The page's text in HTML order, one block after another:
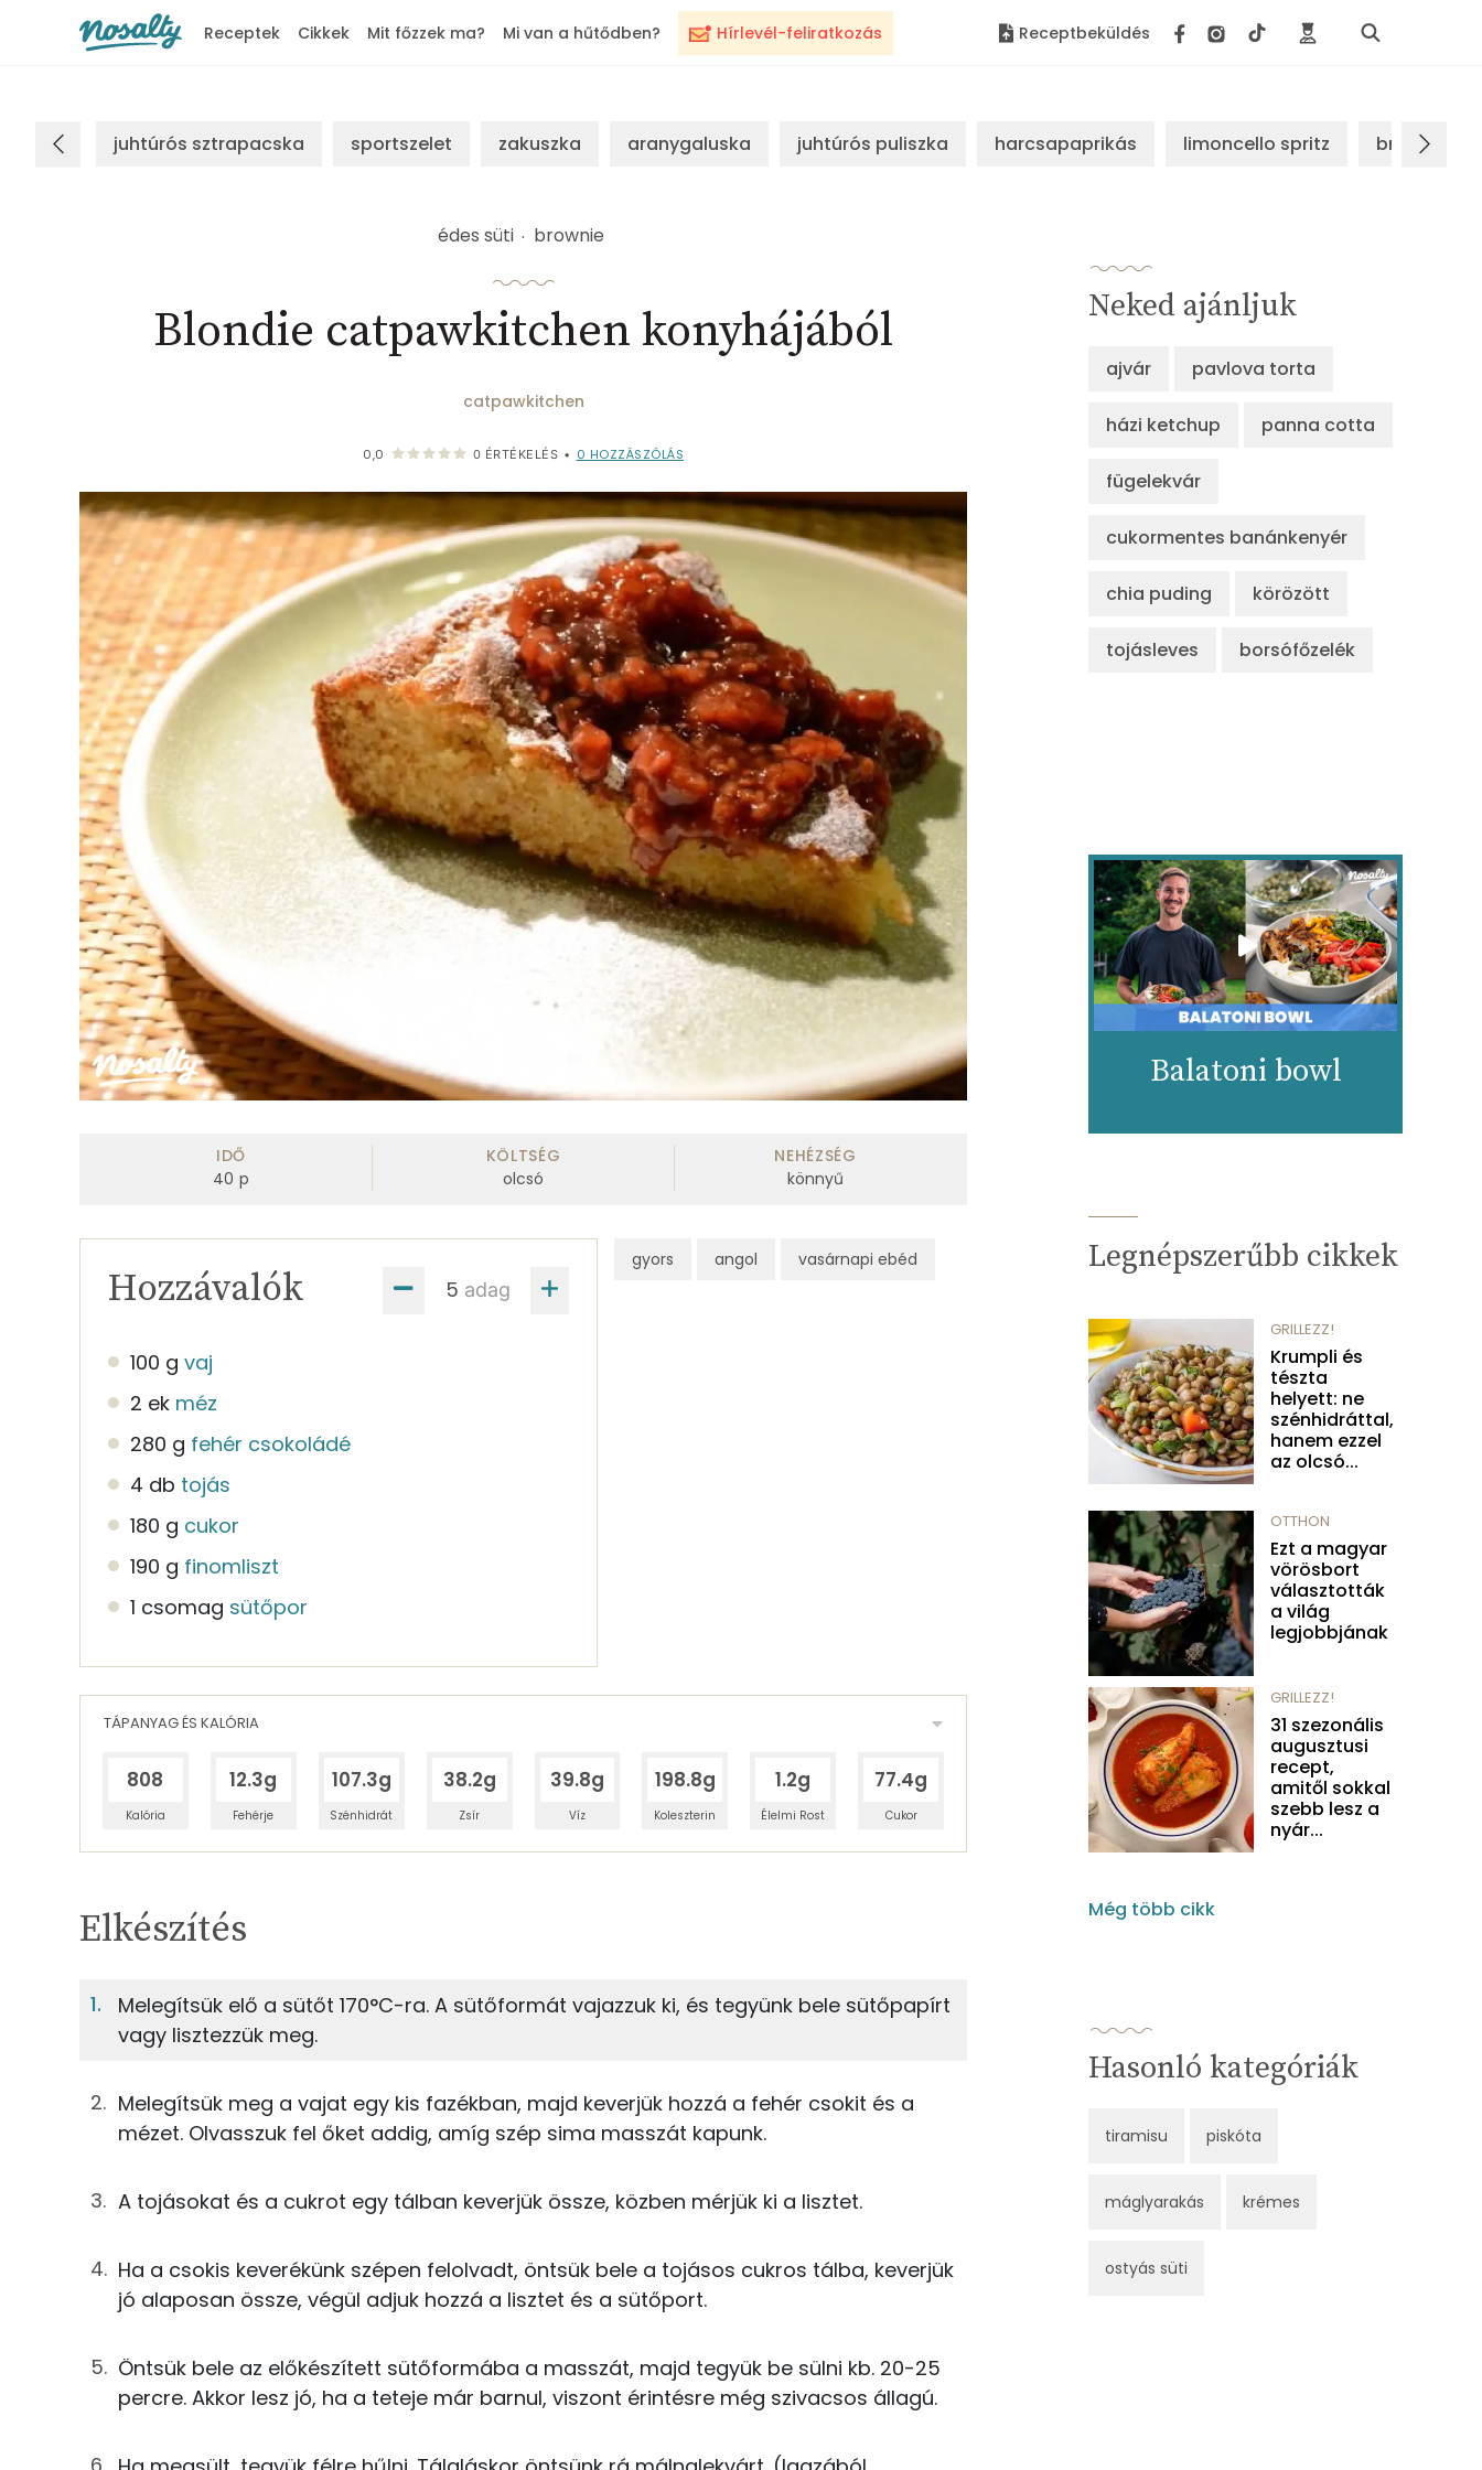
Hírlevél-feliratkozás
Receptek Cikkek Mit főzzek ma? Mi van a hűtődben? Receptbeküldés
juhtúrós sztrapacska sportszelet zakuszka aranygaluska juhtúrós puliszka harcsapaprikás limoncello spritz brassói
édes süti brownie
Blondie catpawkitchen konyhájából
catpawkitchen
0,0 0 ÉRTÉKELÉS • 0 HOZZÁSZÓLÁS
IDŐ
40 p
KÖLTSÉG
olcsó
NEHÉZSÉG
könnyű
adag
Hozzávalók
100 g vaj
2 ek méz
280 g fehér csokoládé
4 db tojás
180 g cukor
190 g finomliszt
1 csomag sütőpor
gyors angol vasárnapi ebéd
TÁPANYAG ÉS KALÓRIA
808
Kalória
12.3g
Fehérje
107.3g
Szénhidrát
38.2g
Zsír
39.8g
Víz
198.8g
Koleszterin
1.2g
Élelmi Rost
77.4g
Cukor
20g vaj
10gméz
30 kcal
56g fehér csokoládé
44g tojás
55 kcal
38g finomliszt
TÁPANYAGTARTALOM
6%
Fehérje
TOP ásványi anyagok
Nátrium
Magnézium
TOP vitaminok
Niacin - B3 vitamin:
C vitamin:
Elkészítés
Melegítsük elő a sütőt 170°C-ra. A sütőformát vajazzuk ki, és tegyünk bele sütőpapírt
vagy lisztezzük meg.
Melegítsük meg a vajat egy kis fazékban, majd keverjük hozzá a fehér csokit és a
mézet. Olvasszuk fel őket addig, amíg szép sima masszát kapunk.
A tojásokat és a cukrot egy tálban keverjük össze, közben mérjük ki a lisztet.
Ha a csokis keverékünk szépen felolvadt, öntsük bele a tojásos cukros tálba, keverjük
jó alaposan össze, végül adjuk hozzá a lisztet és a sütőport.
Öntsük bele az előkészített sütőformába a masszát, majd tegyük be sülni kb. 20-25
percre. Akkor lesz jó, ha a teteje már barnul, viszont érintésre még szivacsos állagú.
Neked ajánljuk
ajvár pavlova torta
házi ketchup panna cotta
fügelekvár
cukormentes banánkenyér
chia puding körözött
tojásleves borsófőzelék
Balatoni bowl
Legnépszerűbb cikkek
GRILLEZZ!
Krumpli és
tészta
helyett: ne
szénhidráttal,
hanem ezzel
az olcsó...
OTTHON
Ezt a magyar
vörösbort
választották
a világ
legjobbjának
GRILLEZZ!
31 szezonális
augusztusi
recept,
amitől sokkal
szebb lesz a
nyár...
Még több cikk
Hasonló kategóriák
tiramisu piskóta
máglyarakás krémes
ostyás süti